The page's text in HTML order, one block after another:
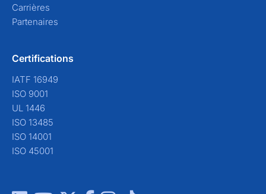
Carrières
Partenaires
Certifications
IATF 16949
ISO 9001
UL 1446
ISO 13485
ISO 14001
ISO 45001